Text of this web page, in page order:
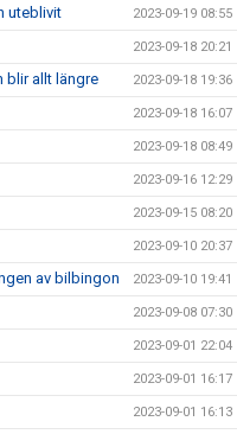
uteblivit 2023-09-19 08:55
2023-09-18 20:21
blir allt längre 2023-09-18 19:36
2023-09-18 16:07
2023-09-18 08:49
2023-09-16 12:29
2023-09-15 08:20
2023-09-10 20:37
av bilbingon 2023-09-10 19:41
2023-09-08 07:30
2023-09-01 22:04
2023-09-01 16:17
2023-09-01 16:13